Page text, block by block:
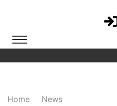
Home
News